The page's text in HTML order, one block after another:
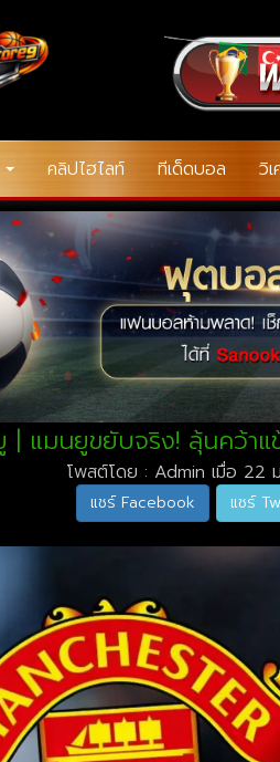
คลิปไฮไลท์ ทีเด็ดบอล วิ
| แมนยูขยับจริง! ลุ้นคว้าแ
โพสต์โดย : Admin เมื่อ 22
แชร์ Facebook แช